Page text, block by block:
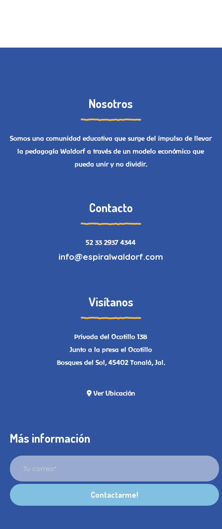
Nosotros
Somos una comunidad educativa que surge del impulso de llevar
la pedagogía Waldorf a través de un modelo económico que
pueda unir y no dividir.
Contacto
52 33 2937 4344
info@espiralwaldorf.com
Visítanos
Privada del Ocotillo 13B
Junto a la presa el Ocotillo
Bosques del Sol, 45402 Tonalá, Jal.
Ver Ubicación
Más información